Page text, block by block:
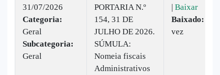
31/07/2026
Categoria:
Geral
Subcategoria:
Geral
PORTARIA N.º
154, 31 DE
JULHO DE 2026.
SÚMULA:
Nomeia fiscais
Administrativos
| Baixar
Baixado:
vez